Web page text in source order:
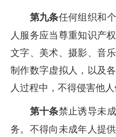
第九条任何组织和
人服务应当尊重知识产
文字、美术、摄影、音
制作数字虚拟人，以及
人过程中，不得侵害他
第十条禁止诱导未
务。不得向未成年人提